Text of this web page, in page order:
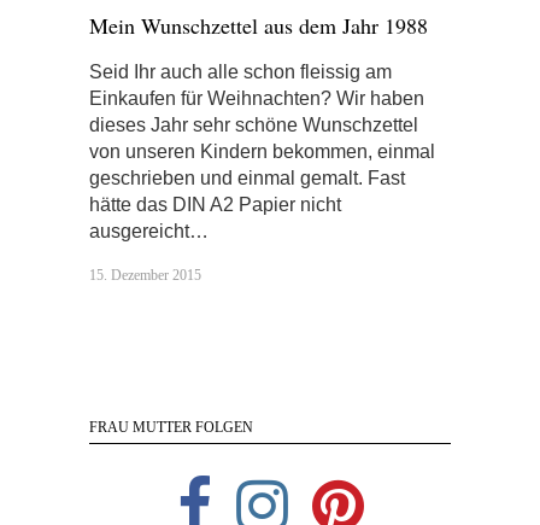
Mein Wunschzettel aus dem Jahr 1988
Seid Ihr auch alle schon fleissig am
Einkaufen für Weihnachten? Wir haben
dieses Jahr sehr schöne Wunschzettel
von unseren Kindern bekommen, einmal
geschrieben und einmal gemalt. Fast
hätte das DIN A2 Papier nicht
ausgereicht…
15. Dezember 2015
FRAU MUTTER FOLGEN